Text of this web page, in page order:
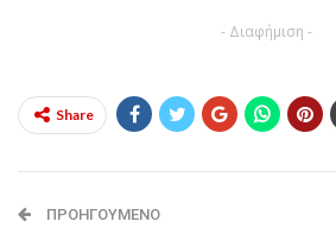
- Διαφήμιση -
Share
ΠΡΟΗΓΟΎΜΕΝΟ